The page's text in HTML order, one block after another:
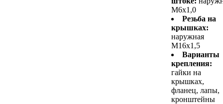
M6x1,0
Резьба на
крышках:
наружная
M16x1,5
Варианты
крепления:
гайки на
крышках,
фланец, лапы,
кронштейны